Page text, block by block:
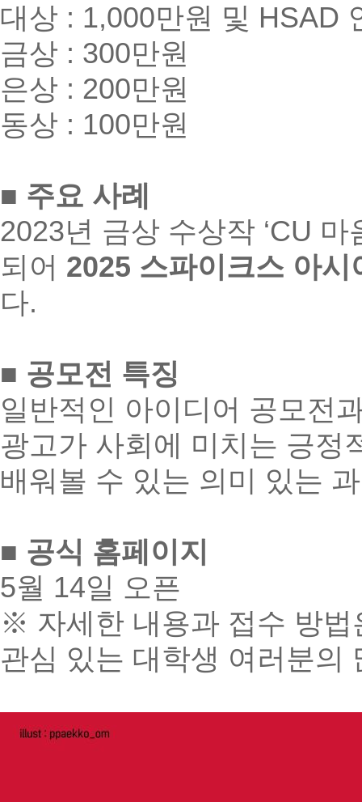
대상 : 1,000만원 및 HSAD
금상 : 300만원
은상 : 200만원
동상 : 100만원
■ 주요 사례
2023년 금상 수상작 ‘CU
되어 2025 스파이크스 아시
다.
■ 공모전 특징
일반적인 아이디어 공모전
광고가 사회에 미치는 긍정
배워볼 수 있는 의미 있는
■ 공식 홈페이지
5월 14일 오픈
※ 자세한 내용과 접수 방법
관심 있는 대학생 여러분의